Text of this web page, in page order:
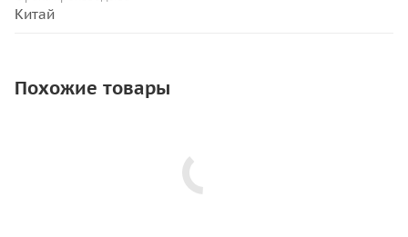
Китай
Похожие товары